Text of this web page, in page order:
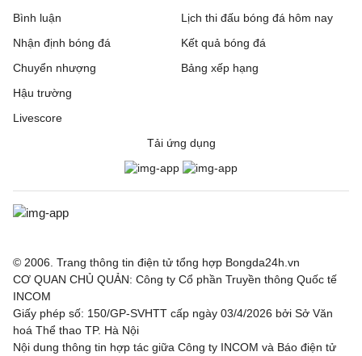
Bình luận
Nhận định bóng đá
Chuyển nhượng
Hậu trường
Livescore
Lịch thi đấu bóng đá hôm nay
Kết quả bóng đá
Bảng xếp hạng
Tải ứng dụng
© 2006. Trang thông tin điện tử tổng hợp Bongda24h.vn
CƠ QUAN CHỦ QUẢN: Công ty Cổ phần Truyền thông Quốc tế
INCOM
Giấy phép số: 150/GP-SVHTT cấp ngày 03/4/2026 bởi Sở Văn
hoá Thể thao TP. Hà Nội
Nội dung thông tin hợp tác giữa Công ty INCOM và Báo điện tử